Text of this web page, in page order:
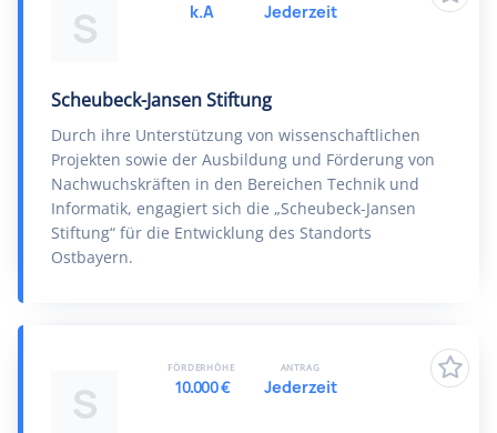
S
Scheubeck-Jansen Stiftung
Durch ihre Unterstützung von wissenschaftlichen
Projekten sowie der Ausbildung und Förderung von
Nachwuchskräften in den Bereichen Technik und
Informatik, engagiert sich die „Scheubeck-Jansen
Stiftung“ für die Entwicklung des Standorts
Ostbayern.
k.A Jederzeit
S
FÖRDERHÖHE
10.000 €
ANTRAG
Jederzeit